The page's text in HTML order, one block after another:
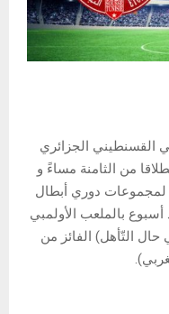
القسنطيني الجزائري
بقسنطينة إنطلاقا من الثامنة مساءً و
لمجموعات دوري أبطال
أسبوع بالملعب الأولمبي
التّأهل) الفائز من